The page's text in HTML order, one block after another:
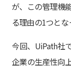
が、この管理機
る理由の1つとな
今回、UiPath社
企業の生産性向